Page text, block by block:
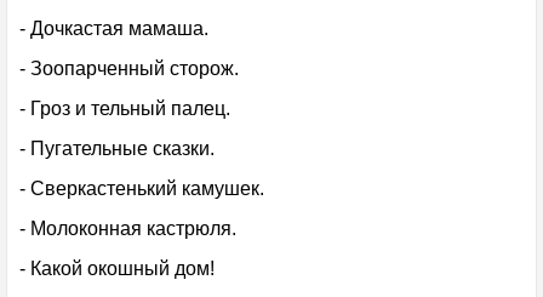
- Дочкастая мамаша.
- Зоопарченный сторож.
- Гроз и тельный палец.
- Пугательные сказки.
- Сверкастенький камушек.
- Молоконная кастрюля.
- Какой окошный дом!